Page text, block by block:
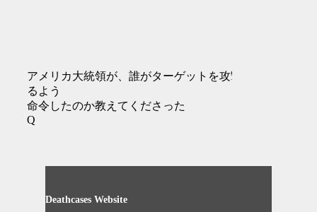
アメリカ大統領が、誰がターゲットを攻撃す
るよう
命令したのか教えてくださった
Q
Deathcases Website